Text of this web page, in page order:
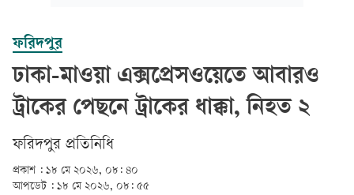
ফরিদপুর
ঢাকা-মাওয়া এক্সপ্রেসওয়েতে আবারও
ট্রাকের পেছনে ট্রাকের ধাক্কা, নিহত ২
ফরিদপুর প্রতিনিধি
প্রকাশ : ১৮ মে ২০২৬, ০৮: ৪০
আপডেট : ১৮ মে ২০২৬, ০৮: ৫৫